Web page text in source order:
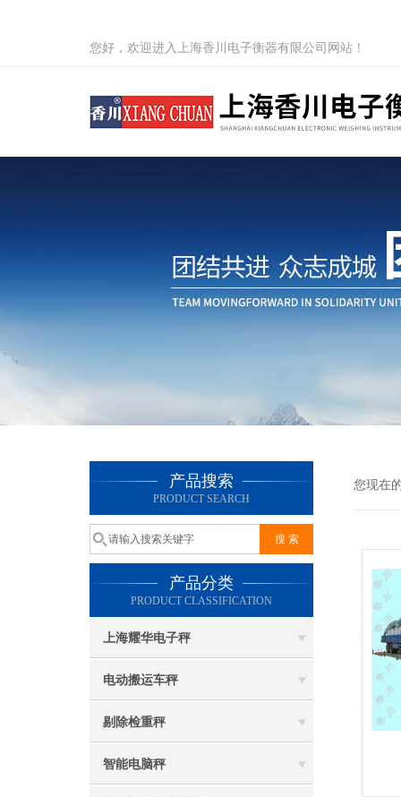
您好，欢迎进入上海香川电子衡器有限公司网站！
产品搜索
PRODUCT SEARCH
产品分类
PRODUCT CLASSIFICATION
上海耀华电子秤
电动搬运车秤
剔除检重秤
智能电脑秤
您现在